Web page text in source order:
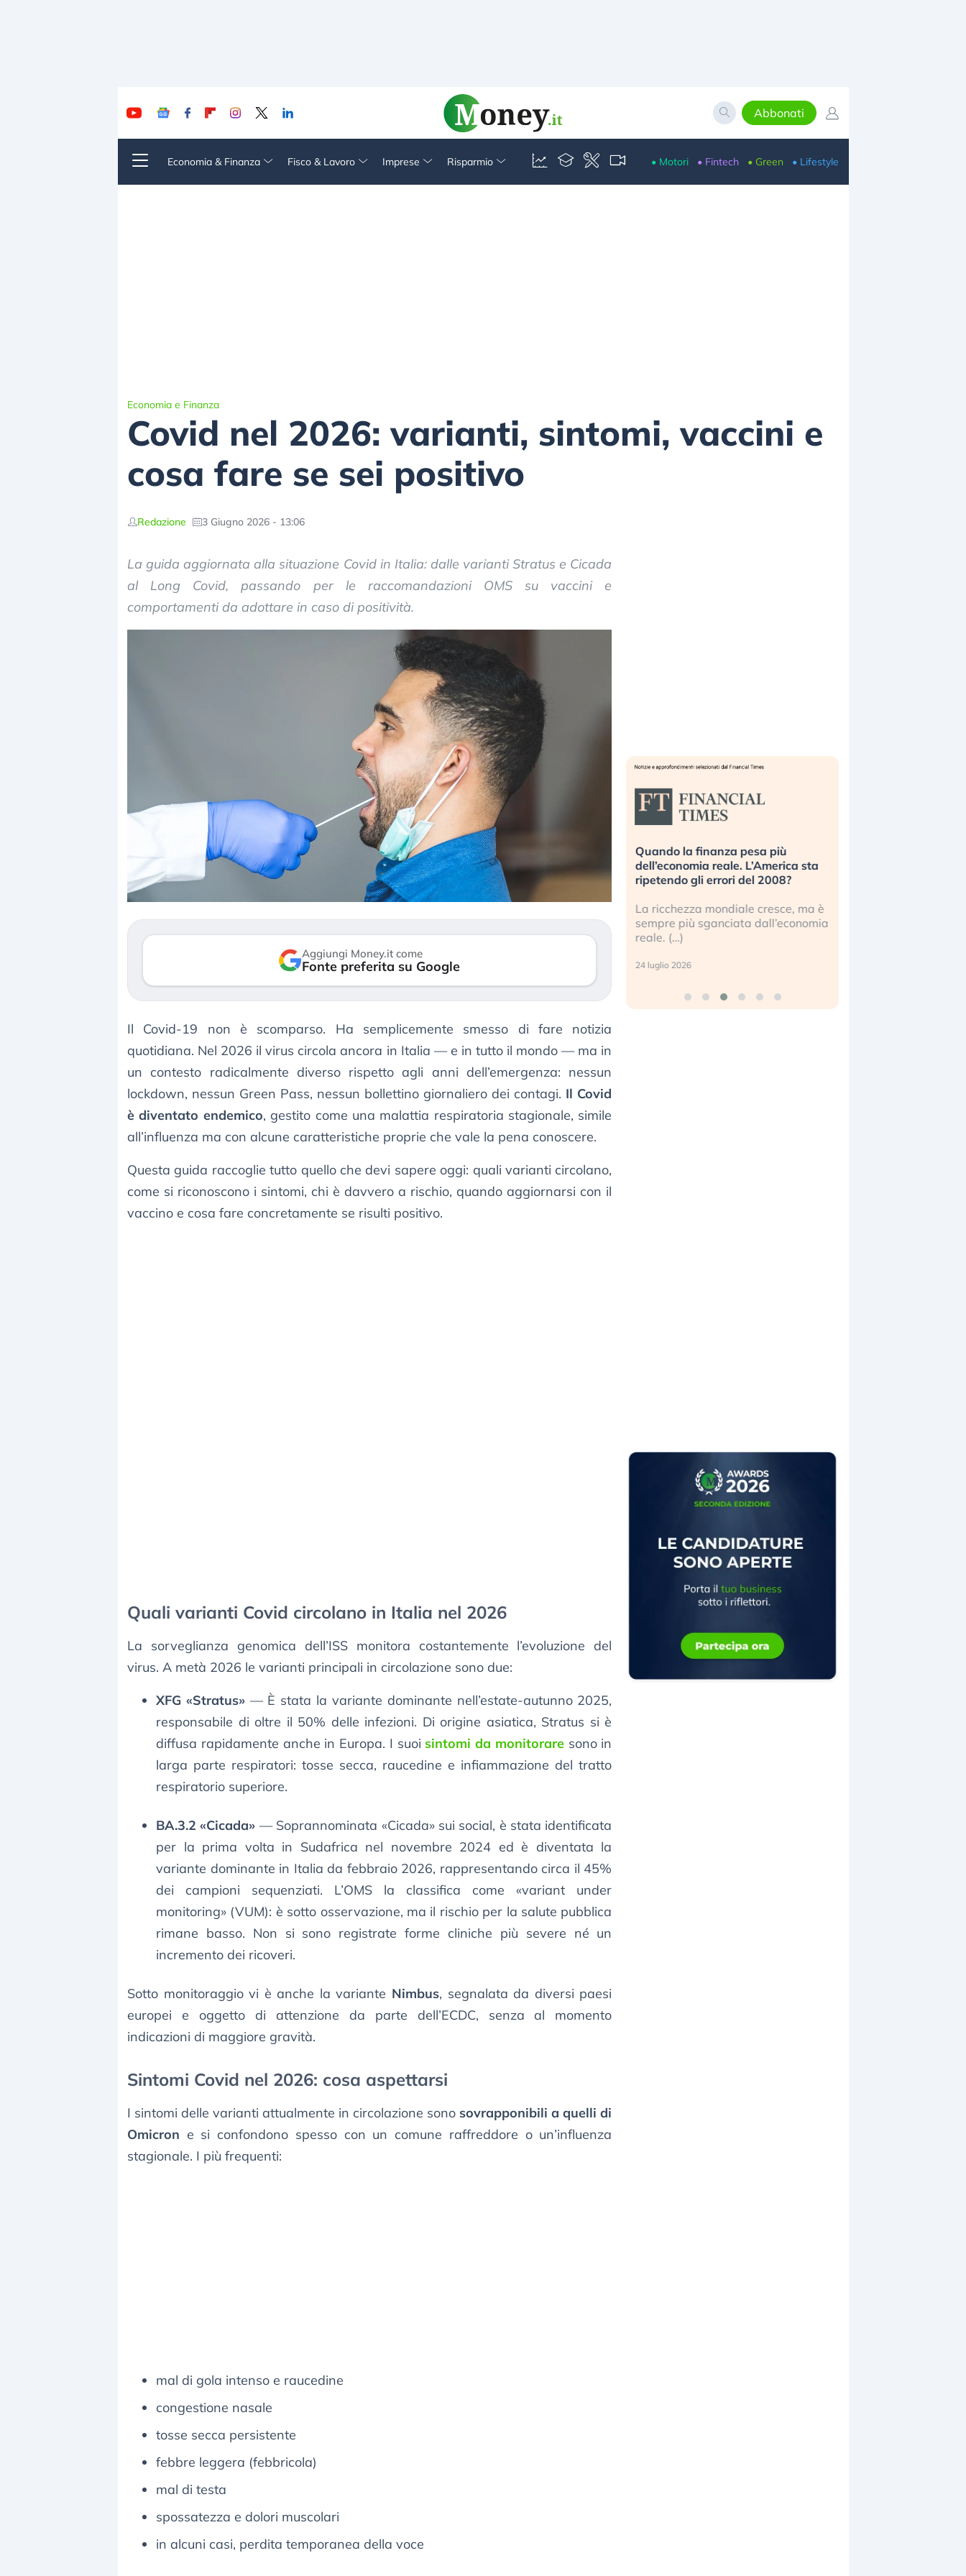
Abbonati
Economia & Finanza Fisco & Lavoro Imprese Risparmio • Motori • Fintech • Green • Lifestyle
Economia e Finanza
Covid nel 2026: varianti, sintomi, vaccini e
cosa fare se sei positivo
Redazione 3 Giugno 2026 - 13:06
La guida aggiornata alla situazione Covid in Italia: dalle varianti Stratus e Cicada
al Long Covid, passando per le raccomandazioni OMS su vaccini e
comportamenti da adottare in caso di positività.
Aggiungi Money.it come
Fonte preferita su Google
Il Covid-19 non è scomparso. Ha semplicemente smesso di fare notizia
quotidiana. Nel 2026 il virus circola ancora in Italia — e in tutto il mondo — ma in
un contesto radicalmente diverso rispetto agli anni dell’emergenza: nessun
lockdown, nessun Green Pass, nessun bollettino giornaliero dei contagi. Il Covid
è diventato endemico, gestito come una malattia respiratoria stagionale, simile
all’influenza ma con alcune caratteristiche proprie che vale la pena conoscere.
Questa guida raccoglie tutto quello che devi sapere oggi: quali varianti circolano,
come si riconoscono i sintomi, chi è davvero a rischio, quando aggiornarsi con il
vaccino e cosa fare concretamente se risulti positivo.
Quali varianti Covid circolano in Italia nel 2026
La sorveglianza genomica dell’ISS monitora costantemente l’evoluzione del
virus. A metà 2026 le varianti principali in circolazione sono due:
XFG «Stratus»— È stata la variante dominante nell’estate-autunno 2025,
responsabile di oltre il 50% delle infezioni. Di origine asiatica, Stratus si è
diffusa rapidamente anche in Europa. I suoi sintomi da monitoraresono in
larga parte respiratori: tosse secca, raucedine e infiammazione del tratto
respiratorio superiore.
BA.3.2 «Cicada» — Soprannominata «Cicada» sui social, è stata identificata
per la prima volta in Sudafrica nel novembre 2024 ed è diventata la
variante dominante in Italia da febbraio 2026, rappresentando circa il 45%
dei campioni sequenziati. L’OMS la classifica come «variant under
monitoring» (VUM): è sotto osservazione, ma il rischio per la salute pubblica
rimane basso. Non si sono registrate forme cliniche più severe né un
incremento dei ricoveri.
Sotto monitoraggio vi è anche la variante Nimbus, segnalata da diversi paesi
europei e oggetto di attenzione da parte dell’ECDC, senza al momento
indicazioni di maggiore gravità.
Sintomi Covid nel 2026: cosa aspettarsi
I sintomi delle varianti attualmente in circolazione sono sovrapponibili a quelli di
Omicron e si confondono spesso con un comune raffreddore o un’influenza
stagionale. I più frequenti:
mal di gola intenso e raucedine
congestione nasale
tosse secca persistente
febbre leggera (febbricola)
mal di testa
spossatezza e dolori muscolari
in alcuni casi, perdita temporanea della voce
Dalle valutazioni estreme alla
correzione. Cosa sta guidando il
repricing degli asset?
mostrando segni di stanchezza
verso le (…)
«La mia vita è rovinata». Investitori
in preda al panico dopo lo scoppio
della bolla AI
Kospi, mentre gli investitori retail (…)
30 luglio 2026
Quando la finanza pesa più
dell’economia reale. L’America sta
ripetendo gli errori del 2008?
La ricchezza mondiale cresce, ma è
sempre più sganciata dall’economia
reale. (…)
24 luglio 2026